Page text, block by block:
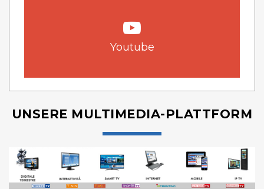
Youtube
UNSERE MULTIMEDIA-PLATTFORM